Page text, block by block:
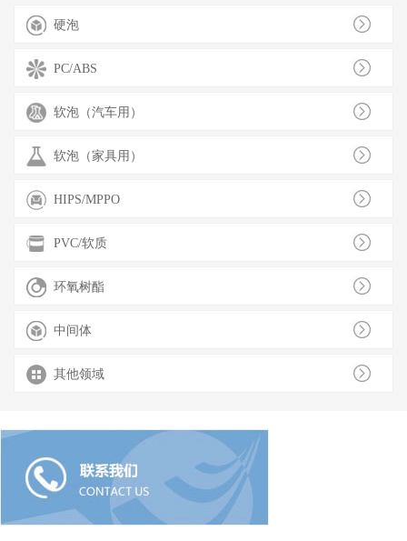
硬泡
PC/ABS
软泡（汽车用）
软泡（家具用）
HIPS/MPPO
PVC/软质
环氧树酯
中间体
其他领域